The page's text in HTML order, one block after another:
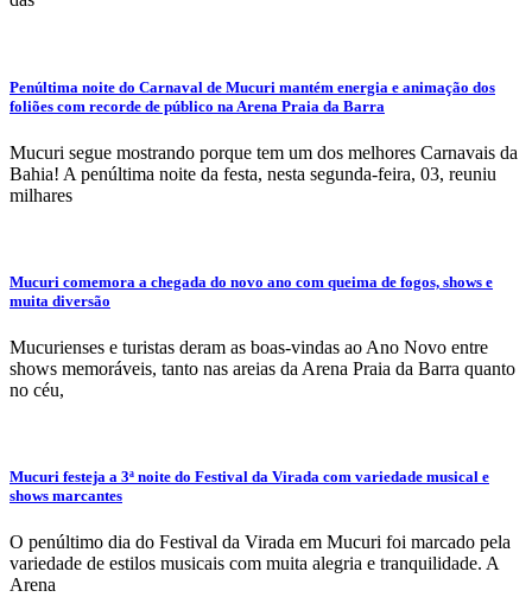
Penúltima noite do Carnaval de Mucuri mantém energia e animação dos
foliões com recorde de público na Arena Praia da Barra
Mucuri segue mostrando porque tem um dos melhores Carnavais da
Bahia! A penúltima noite da festa, nesta segunda-feira, 03, reuniu
milhares
Mucuri comemora a chegada do novo ano com queima de fogos, shows e
muita diversão
Mucurienses e turistas deram as boas-vindas ao Ano Novo entre
shows memoráveis, tanto nas areias da Arena Praia da Barra quanto
no céu,
Mucuri festeja a 3ª noite do Festival da Virada com variedade musical e
shows marcantes
O penúltimo dia do Festival da Virada em Mucuri foi marcado pela
variedade de estilos musicais com muita alegria e tranquilidade. A
Arena